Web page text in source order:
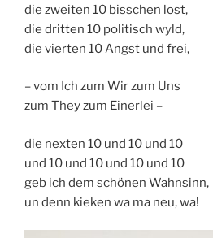
die zweiten 10 bisschen lost,
die dritten 10 politisch wyld,
die vierten 10 Angst und frei,
– vom Ich zum Wir zum Uns
zum They zum Einerlei –
die nexten 10 und 10 und 10
und 10 und 10 und 10 und 10
geb ich dem schönen Wahnsinn,
un denn kieken wa ma neu, wa!